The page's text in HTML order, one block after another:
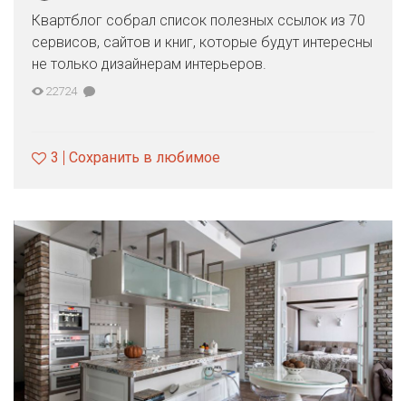
Квартблог собрал список полезных ссылок из 70
сервисов, сайтов и книг, которые будут интересны
не только дизайнерам интерьеров.
22724
3 Сохранить в любимое